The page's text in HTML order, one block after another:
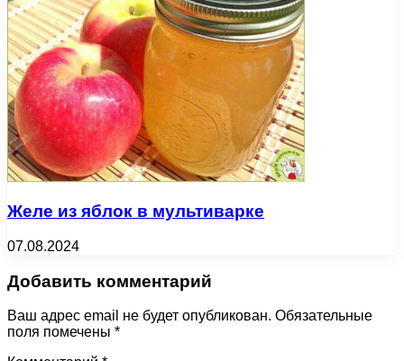
Желе из яблок в мультиварке
07.08.2024
Добавить комментарий
Ваш адрес email не будет опубликован. Обязательные
поля помечены *